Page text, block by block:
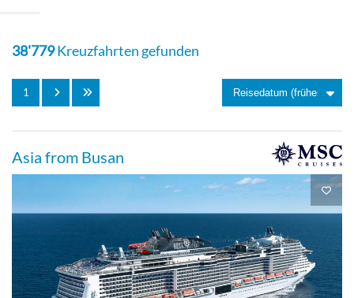
Junior Penthouse Suite-[JPS]
Deck 9
Deck 8
38'779Kreuzfahrten gefunden
1
Asia from Busan